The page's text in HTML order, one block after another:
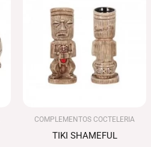
COMPLEMENTOS COCTELERIA
TIKI SHAMEFUL